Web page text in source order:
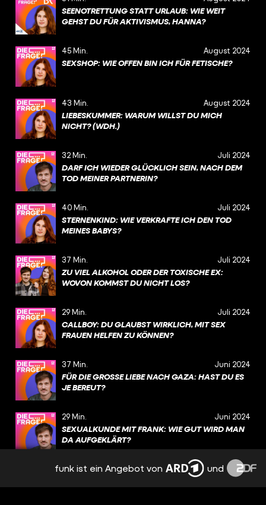
SEENOTRETTUNG STATT URLAUB: WIE WEIT
GEHST DU FÜR AKTIVISMUS, HANNA?
45 Min. August 2024
SEXSHOP: WIE OFFEN BIN ICH FÜR FETISCHE?
43 Min. August 2024
LIEBESKUMMER: WARUM WILLST DU MICH
NICHT? (WDH.)
32 Min. Juli 2024
DARF ICH WIEDER GLÜCKLICH SEIN, NACH DEM
TOD MEINER PARTNERIN?
40 Min. Juli 2024
STERNENKIND: WIE VERKRAFTE ICH DEN TOD
MEINES BABYS?
37 Min. Juli 2024
ZU VIEL ALKOHOL ODER DER TOXISCHE EX:
WOVON KOMMST DU NICHT LOS?
29 Min. Juli 2024
CALLBOY: DU GLAUBST WIRKLICH, MIT SEX
FRAUEN HELFEN ZU KÖNNEN?
37 Min. Juni 2024
FÜR DIE GROSSE LIEBE NACH GAZA: HAST DU ES J
E BEREUT?
29 Min. Juni 2024
SEXUALKUNDE MIT FRANK: WIE GUT WIRD MAN
DA AUFGEKLÄRT?
31 Min. Juni 2024
funk ist ein Angebot von und